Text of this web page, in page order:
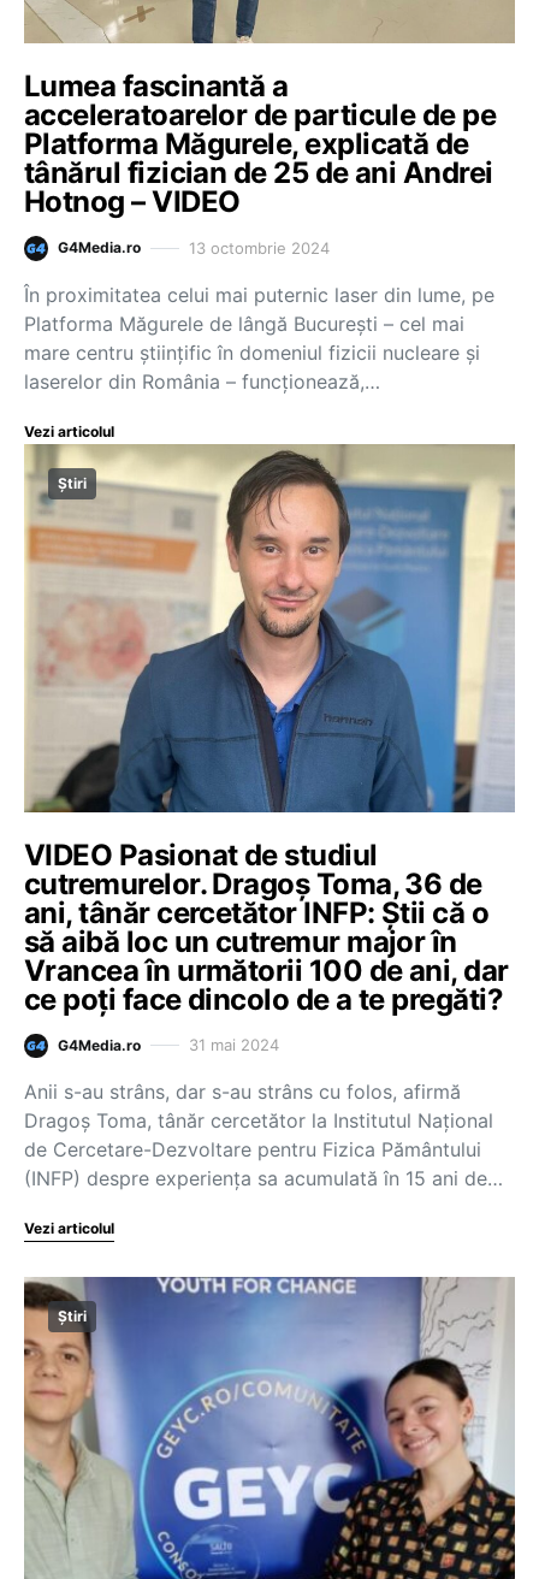
Lumea fascinantă a
acceleratoarelor de particule de pe
Platforma Măgurele, explicată de
tânărul fizician de 25 de ani Andrei
Hotnog – VIDEO
G4Media.ro 13 octombrie 2024
În proximitatea celui mai puternic laser din lume, pe
Platforma Măgurele de lângă București – cel mai
mare centru științific în domeniul fizicii nucleare și
laserelor din România – funcționează,…
Vezi articolul
Știri
VIDEO Pasionat de studiul
cutremurelor. Dragoș Toma, 36 de
ani, tânăr cercetător INFP: Știi că o
să aibă loc un cutremur major în
Vrancea în următorii 100 de ani, dar
ce poți face dincolo de a te pregăti?
G4Media.ro 31 mai 2024
Anii s-au strâns, dar s-au strâns cu folos, afirmă
Dragoș Toma, tânăr cercetător la Institutul Național
de Cercetare-Dezvoltare pentru Fizica Pământului
(INFP) despre experiența sa acumulată în 15 ani de…
Vezi articolul
Știri